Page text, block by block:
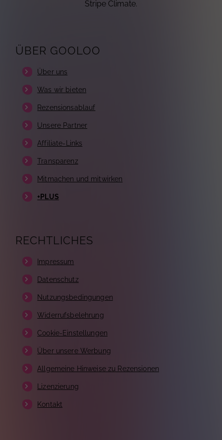
Stripe Climate.
ÜBER GOOLOO
Über uns
Was wir bieten
Rezensionsablauf
Unsere Partner
Affiliate-Links
Transparenz
Mitmachen und mitwirken
+PLUS
RECHTLICHES
Impressum
Datenschutz
Nutzungsbedingungen
Widerrufsbelehrung
Cookie-Einstellungen
Über unsere Werbung
Allgemeine Hinweise zu Rezensionen
Lizenzierung
Kontakt